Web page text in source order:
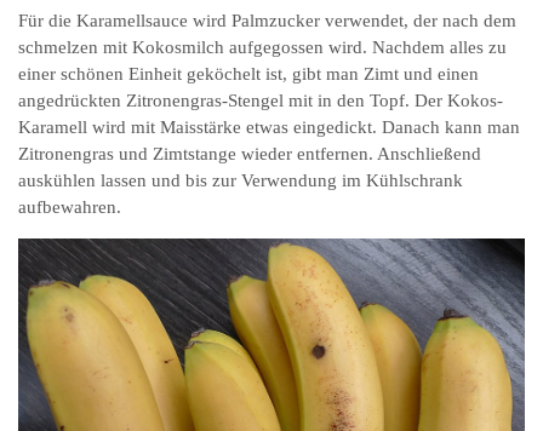
Für die Karamellsauce wird Palmzucker verwendet, der nach dem
schmelzen mit Kokosmilch aufgegossen wird. Nachdem alles zu
einer schönen Einheit geköchelt ist, gibt man Zimt und einen
angedrückten Zitronengras-Stengel mit in den Topf. Der Kokos-
Karamell wird mit Maisstärke etwas eingedickt. Danach kann man
Zitronengras und Zimtstange wieder entfernen. Anschließend
auskühlen lassen und bis zur Verwendung im Kühlschrank
aufbewahren.